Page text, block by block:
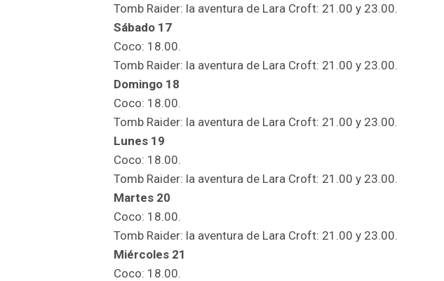
Tomb Raider: la aventura de Lara Croft: 21.00 y 23.00.
Sábado 17
Coco: 18.00.
Tomb Raider: la aventura de Lara Croft: 21.00 y 23.00.
Domingo 18
Coco: 18.00.
Tomb Raider: la aventura de Lara Croft: 21.00 y 23.00.
Lunes 19
Coco: 18.00.
Tomb Raider: la aventura de Lara Croft: 21.00 y 23.00.
Martes 20
Coco: 18.00.
Tomb Raider: la aventura de Lara Croft: 21.00 y 23.00.
Miércoles 21
Coco: 18.00.